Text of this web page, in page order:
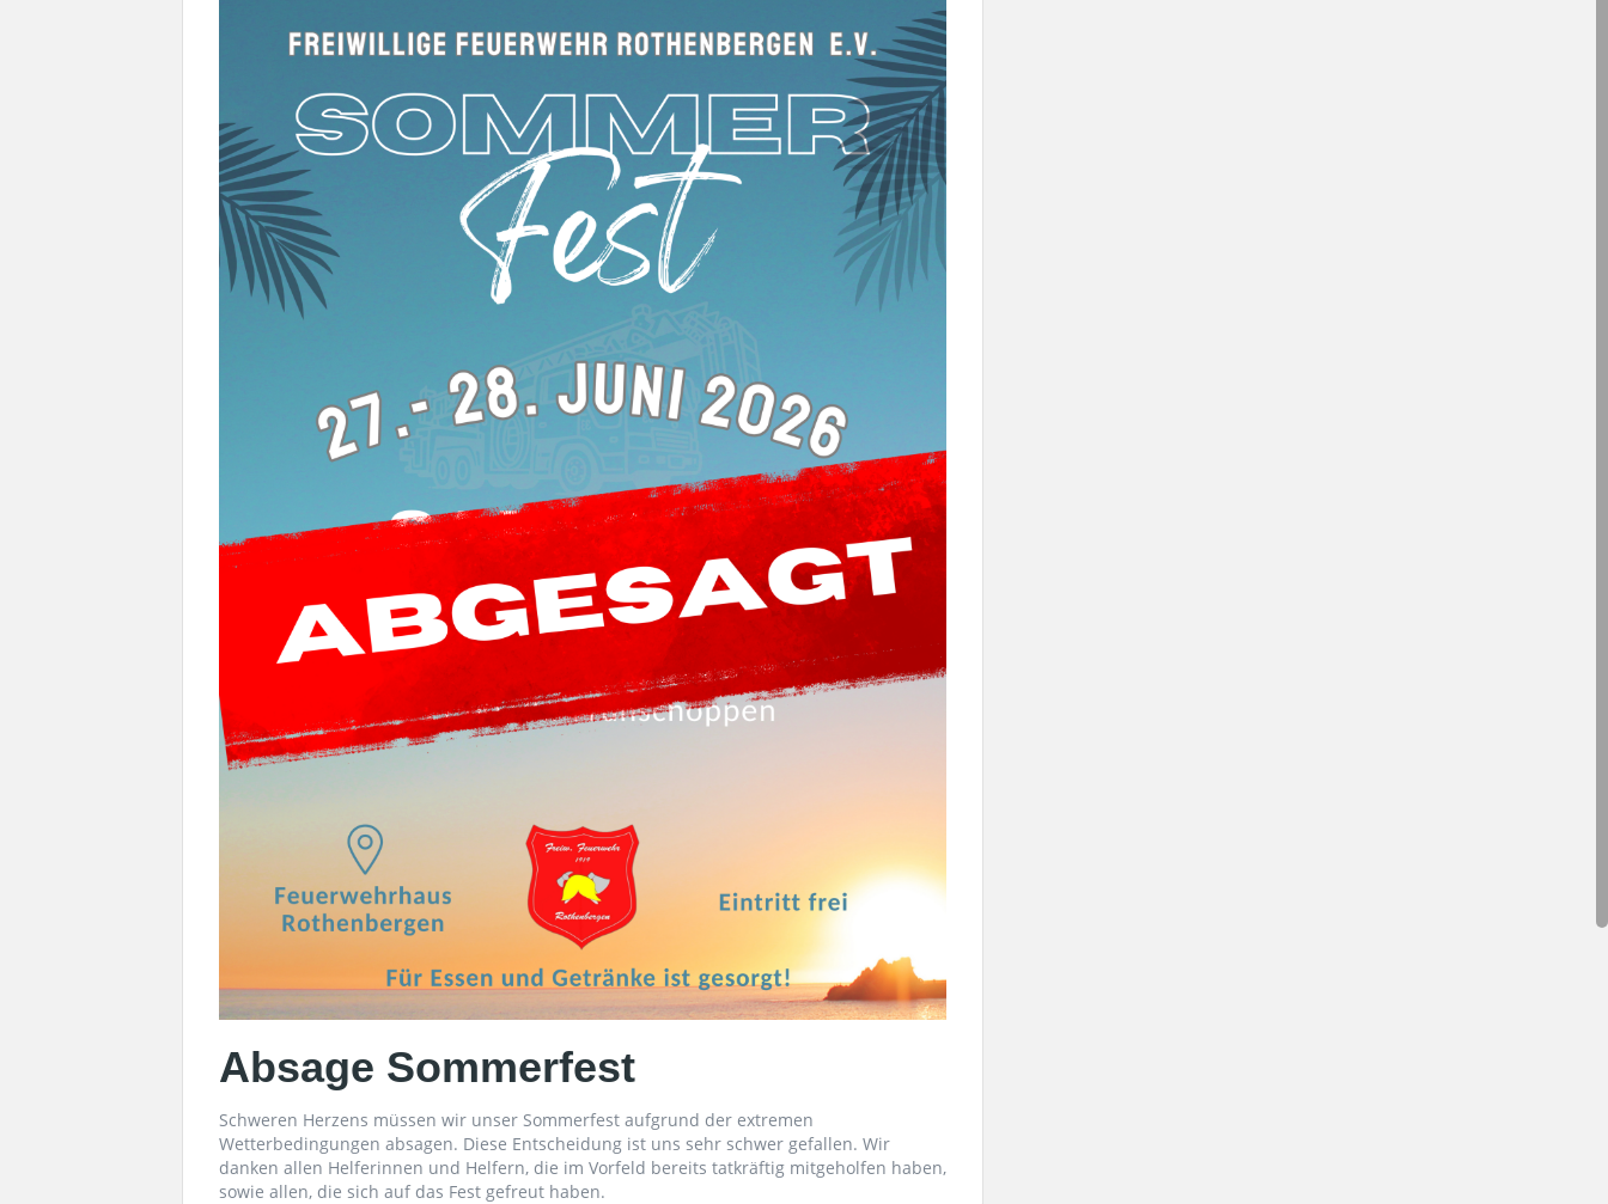
Absage Sommerfest
Schweren Herzens müssen wir unser Sommerfest aufgrund der extremen
Wetterbedingungen absagen. Diese Entscheidung ist uns sehr schwer gefallen. Wir
danken allen Helferinnen und Helfern, die im Vorfeld bereits tatkräftig mitgeholfen haben,
sowie allen, die sich auf das Fest gefreut haben.